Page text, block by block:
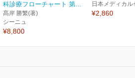
科診療フローチャート 第...
髙岸 勝繁(著)
シーニュ
¥8,800
日本メディカル
¥2,860